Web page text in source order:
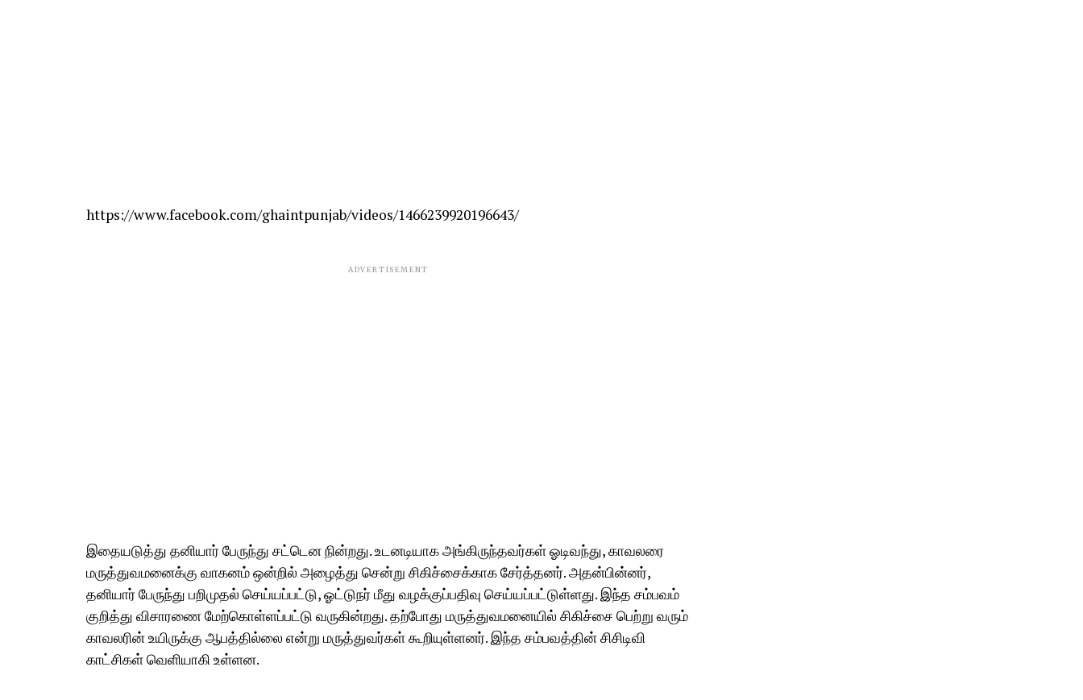
https://www.facebook.com/ghaintpunjab/videos/1466239920196643/
ADVERTISEMENT
இதையடுத்து தனியார் பேருந்து சட்டென நின்றது. உடனடியாக அங்கிருந்தவர்கள் ஓடிவந்து, காவலரை
மருத்துவமனைக்கு வாகனம் ஒன்றில் அழைத்து சென்று சிகிச்சைக்காக சேர்த்தனர். அதன்பின்னர்,
தனியார் பேருந்து பறிமுதல் செய்யப்பட்டு, ஓட்டுநர் மீது வழக்குப்பதிவு செய்யப்பட்டுள்ளது. இந்த சம்பவம்
குறித்து விசாரணை மேற்கொள்ளப்பட்டு வருகின்றது. தற்போது மருத்துவமனையில் சிகிச்சை பெற்று வரும்
காவலரின் உயிருக்கு ஆபத்தில்லை என்று மருத்துவர்கள் கூறியுள்ளனர். இந்த சம்பவத்தின் சிசிடிவி
காட்சிகள் வெளியாகி உள்ளன.